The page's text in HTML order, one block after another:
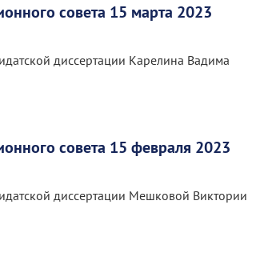
совета 15 марта 2023
диссертации Карелина Вадима
совета 15 февраля 2023
диссертации Мешковой Виктории